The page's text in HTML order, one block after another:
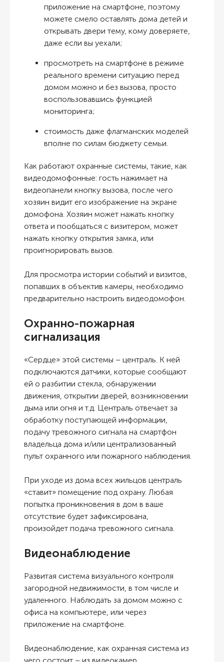
приложение на смартфоне, поэтому
можете смело оставлять дома детей и
открывать двери тему, кому доверяете,
даже если вы уехали;
просмотреть на смартфоне в режиме
реального времени ситуацию перед
домом можно и без вызова, просто
воспользовавшись функцией
мониторинга;
стоимость даже флагманских моделей
вполне по силам бюджету семьи.
Как работают охранные системы, такие, как
видеодомофонные: гость нажимает на
видеопанели кнопку вызова, после чего
хозяин видит его изображение на экране
домофона. Хозяин может нажать кнопку
ответа и пообщаться с визитером, может
нажать кнопку открытия замка, или
проигнорировать вызов.
Для просмотра истории событий и визитов,
попавших в объектив камеры, необходимо
предварительно настроить видеодомофон.
Охранно-пожарная
сигнализация
«Сердце» этой системы – централь. К ней
подключаются датчики, которые сообщают
ей о разбитии стекла, обнаружении
движения, открытии дверей, возникновении
дыма или огня и т.д. Централь отвечает за
обработку поступающей информации,
подачу тревожного сигнала на смартфон
владельца дома и/или централизованный
пульт охранного или пожарного наблюдения.
При уходе из дома всех жильцов централь
«ставит» помещение под охрану. Любая
попытка проникновения в дом в ваше
отсутствие будет зафиксирована,
произойдет подача тревожного сигнала.
Видеонаблюдение
Развитая система визуального контроля
загородной недвижимости, в том числе и
удаленного. Наблюдать за домом можно с
офиса на компьютере, или через
приложение на смартфоне.
Видеонаблюдение, как охранная система из